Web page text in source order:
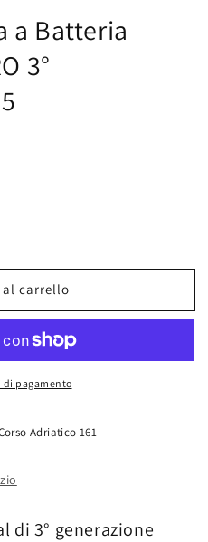
a Batteria
3°
carrello
di pagamento
Adriatico 161
di 3° generazione